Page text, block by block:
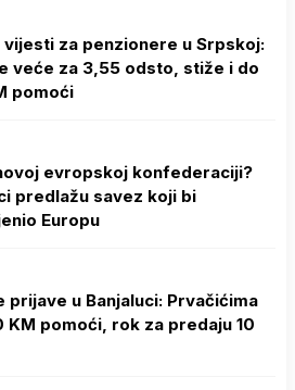
vijesti za penzionere u Srpskoj:
veće za 3,55 odsto, stiže i do
pomoći
evropskoj konfederaciji?
predlažu savez koji bi
Europu
prijave u Banjaluci: Prvačićima
KM pomoći, rok za predaju 10